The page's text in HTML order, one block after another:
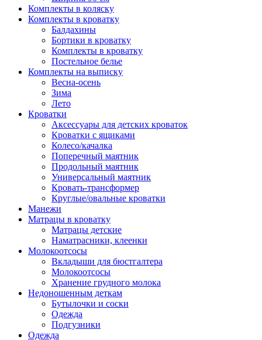
Комплекты в коляску
Комплекты в кроватку
Балдахины
Бортики в кроватку
Комплекты в кроватку
Постельное белье
Комплекты на выписку
Весна-осень
Зима
Лето
Кроватки
Аксессуары для детских кроваток
Кроватки с ящиками
Колесо/качалка
Поперечный маятник
Продольный маятник
Универсальный маятник
Кровать-трансформер
Круглые/овальные кроватки
Манежи
Матрацы в кроватку
Матрацы детские
Наматрасники, клеенки
Молокоотсосы
Вкладыши для бюстгалтера
Молокоотсосы
Хранение грудного молока
Недоношенным деткам
Бутылочки и соски
Одежда
Подгузники
Одежда